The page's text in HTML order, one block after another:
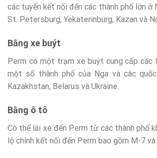
các tuyến kết nối đến các thành phố lớn ở
St. Petersburg, Yekaterinburg, Kazan và
Bằng xe buýt
Perm có một trạm xe buýt cung cấp các
một số thành phố của Nga và các
Kazakhstan, Belarus và Ukraine.
Bằng ô tô
Có thể lái xe đến Perm từ các thành phố
lộ chính kết nối đến Perm bao gồm M-7 và